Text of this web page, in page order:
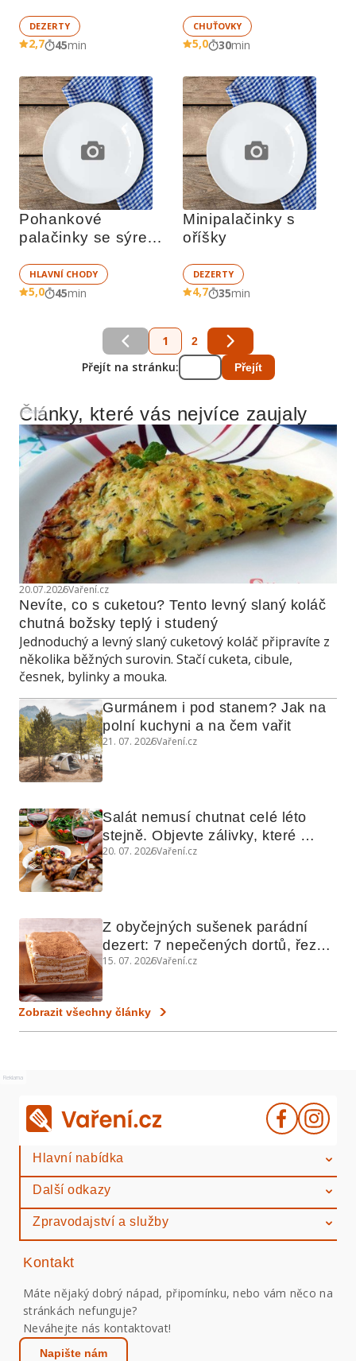
DEZERTY
2,7 45min
CHUŤOVKY
5,0 30min
Pohankové
palačinky se sýrem
vlašskými ořechy
HLAVNÍ CHODY
5,0 45min
Minipalačinky s
oříšky
DEZERTY
4,7 35min
1 2
Přejít na stránku: Přejít
Reklama
Články, které vás nejvíce zaujaly
20.07.2026Vaření.cz
Nevíte, co s cuketou? Tento levný slaný koláč
chutná božsky teplý i studený
Jednoduchý a levný slaný cuketový koláč připravíte z
několika běžných surovin. Stačí cuketa, cibule,
česnek, bylinky a mouka.
Gurmánem i pod stanem? Jak na
polní kuchyni a na čem vařit
21. 07. 2026Vaření.cz
Salát nemusí chutnat celé léto
stejně. Objevte zálivky, které
využijete i na maso, nudle nebo
20. 07. 2026Vaření.cz
Z obyčejných sušenek parádní
dezert: 7 nepečených dortů, řezů
a koláčů
15. 07. 2026Vaření.cz
Zobrazit všechny články
Reklama
Hlavní nabídka
Další odkazy
Zpravodajství a služby
Kontakt
Máte nějaký dobrý nápad, připomínku, nebo vám něco na
stránkách nefunguje?
Neváhejte nás kontaktovat!
Napište nám